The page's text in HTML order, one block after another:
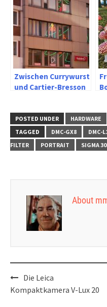
Zwischen Currywurst
und Cartier-Bresson
POSTED UNDER
HARDWARE
TAGGED
DMC-GX8 DMC-
FILTER
PORTRAIT SIGMA
About
Post
navigation
Die Leica
Kompaktkamera V-Lux 20